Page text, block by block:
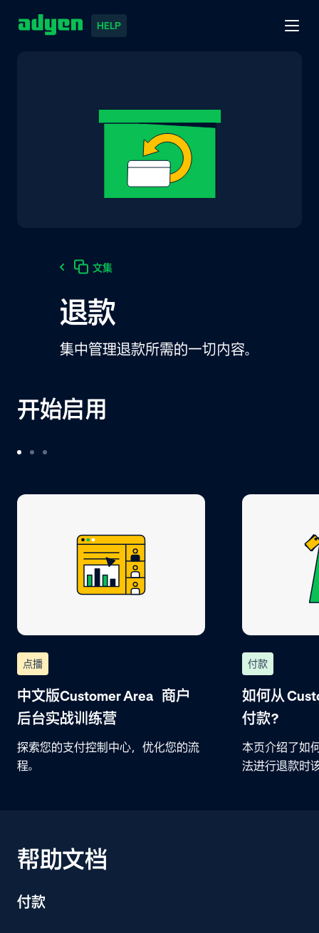
HELP
文集
退款
集中管理退款所需的一切内容。
开始启用
点播
中文版Customer Area 商户
后台实战训练营
探索您的支付控制中心，优化您的流
程。
付款
如何从
付款？
本页介绍了如
法进行退款时
帮助文档
付款